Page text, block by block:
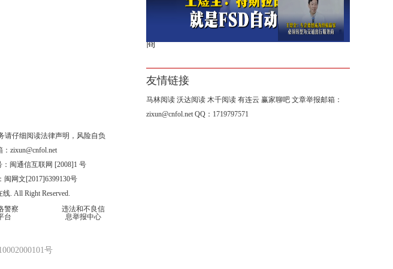
王煜全：车企要想成为终极赢
家，必须转型为交通出行服务
商
友情链接
马林阅读 沃达阅读 木千阅读 有连云 赢家聊吧 文章举报邮箱：
zixun@cnfol.net QQ：1719797571
请仔细阅读法律声明 ，风险自负
zixun@cnfol.net
闽通信互联网 [2008]1 号
闽网文[2017]6399130号
. All Right Reserved.
警察
台
违法和不良信
息举报中心
号